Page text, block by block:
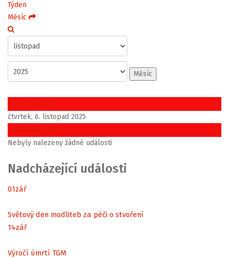
Týden
Měsíc
Měsíc
Předchozí den
čtvrtek, 6. listopad 2025
Následující den
Nebyly nalezeny žádné události
Nadcházející události
01zář
Světový den modliteb za péči o stvoření
14zář
Výročí úmrtí TGM